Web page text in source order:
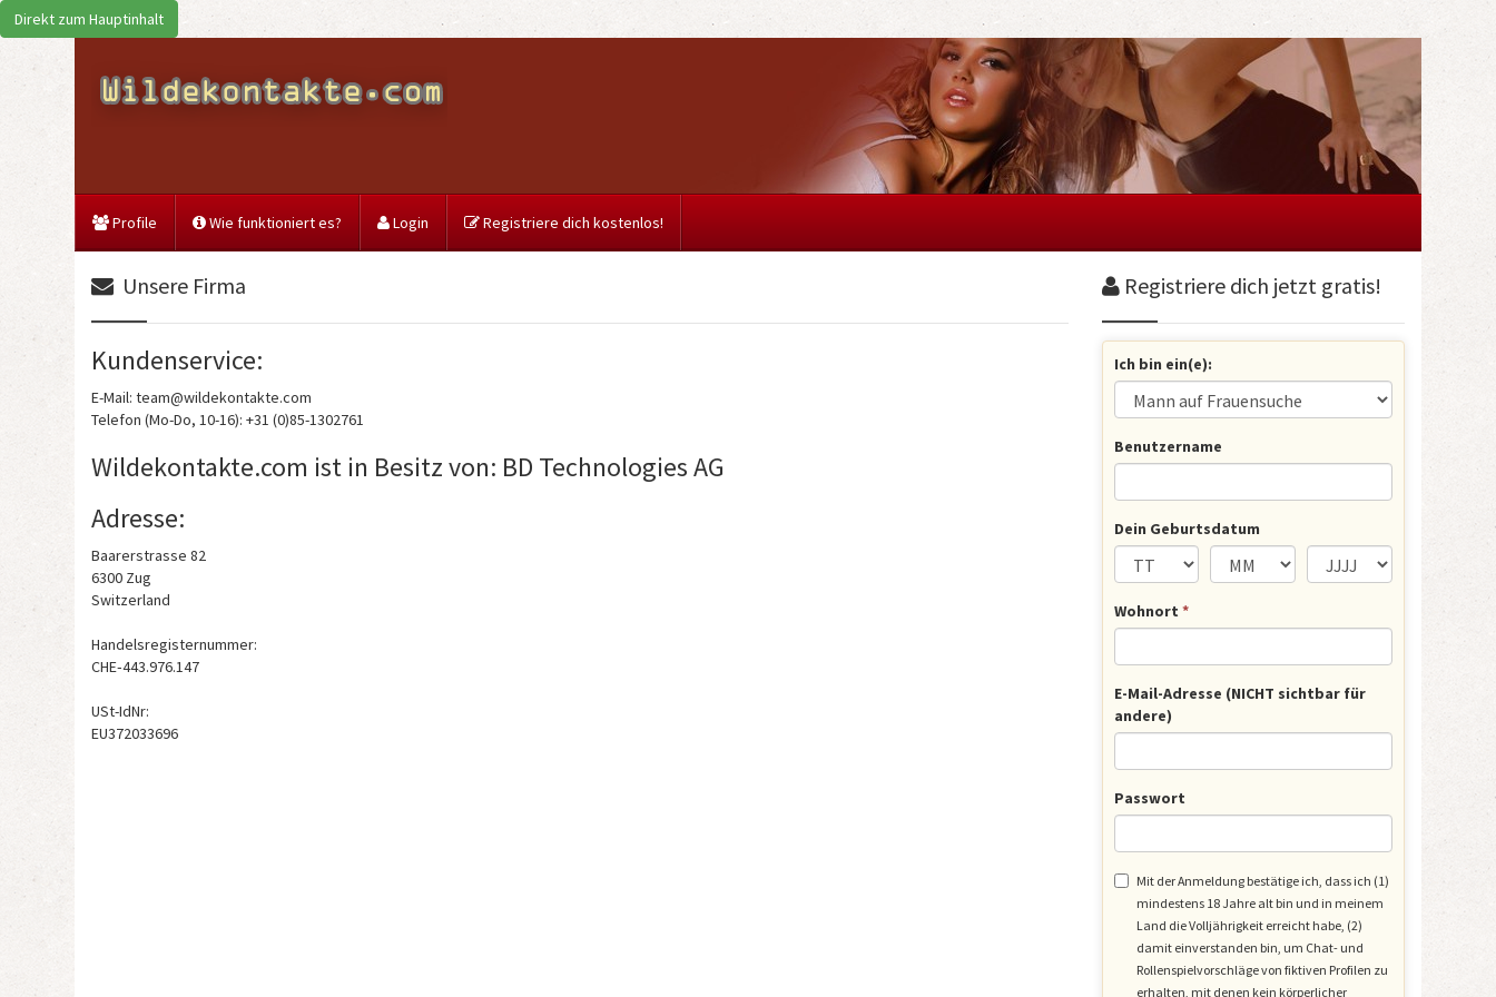
Direkt zum Hauptinhalt
Profile Wie funktioniert es? Login Registriere dich kostenlos!
Unsere Firma
Kundenservice:
E-Mail: team@wildekontakte.com
Telefon (Mo-Do, 10-16): +31 (0)85-1302761
Wildekontakte.com ist in Besitz von: BD Technologies AG
Adresse:
Baarerstrasse 82
6300 Zug
Switzerland
Handelsregisternummer:
CHE‑443.976.147
USt-IdNr:
EU372033696
Registriere dich jetzt gratis!
Ich bin ein(e):
Benutzername
Dein Geburtsdatum
Wohnort *
E-Mail-Adresse (NICHT sichtbar für
andere)
Passwort
Mit der Anmeldung bestätige ich, dass ich (1)
mindestens 18 Jahre alt bin und in meinem
Land die Volljährigkeit erreicht habe, (2)
damit einverstanden bin, um Chat- und
Rollenspielvorschläge von fiktiven Profilen zu
erhalten, mit denen kein körperlicher